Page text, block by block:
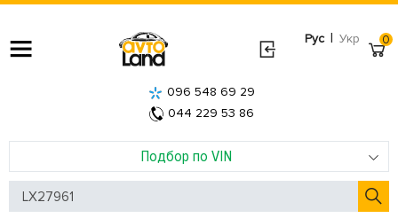
Рус | Укр
Подбор по VIN
096 548 69 29
044 229 53 86
0